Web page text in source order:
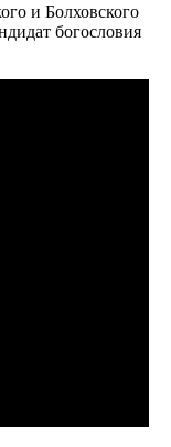
и Болховского
богословия